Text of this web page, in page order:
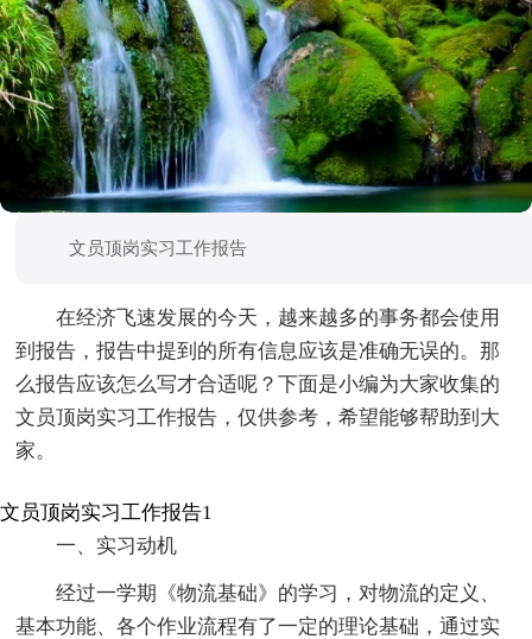
文员顶岗实习工作报告
在经济飞速发展的今天，越来越多的事务都会使用
到报告，报告中提到的所有信息应该是准确无误的。那
么报告应该怎么写才合适呢？下面是小编为大家收集的
文员顶岗实习工作报告，仅供参考，希望能够帮助到大
家。
文员顶岗实习工作报告1
一、实习动机
经过一学期《物流基础》的学习，对物流的定义、
基本功能、各个作业流程有了一定的理论基础，通过实